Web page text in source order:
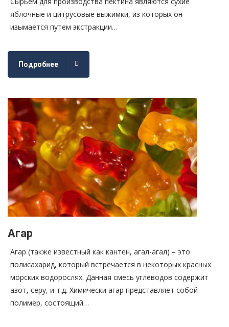
яблочные и цитрусовые выжимки, из которых он
изымается путем экстракции…
Подробнее
Агар
Агар (также известный как кантен, агал-агал) – это
полисахарид, который встречается в некоторых красных
морских водорослях. Данная смесь углеводов содержит
азот, серу, и т.д. Химически агар представляет собой
полимер, состоящий…